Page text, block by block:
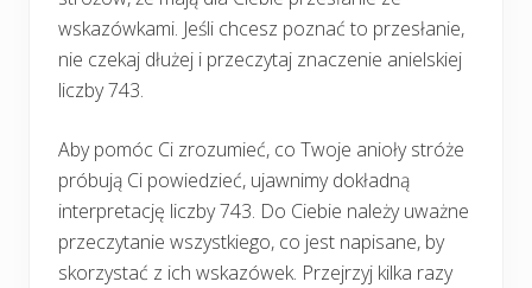
wskazówkami. Jeśli chcesz poznać to przesłanie,
nie czekaj dłużej i przeczytaj znaczenie anielskiej
liczby 743.
Aby pomóc Ci zrozumieć, co Twoje anioły stróże
próbują Ci powiedzieć, ujawnimy dokładną
interpretację liczby 743. Do Ciebie należy uważne
przeczytanie wszystkiego, co jest napisane, by
skorzystać z ich wskazówek. Przejrzyj kilka razy